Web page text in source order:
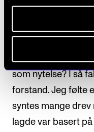
– En religion
verden full av
som nytelse? I så
forstand. Jeg følte
syntes mange drev
lagde var basert